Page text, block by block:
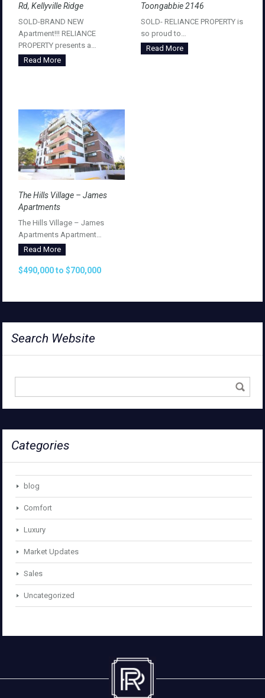
Rd, Kellyville Ridge
SOLD-BRAND NEW
Apartment!!! RELIANCE
PROPERTY presents a…
Read More
Toongabbie 2146
SOLD- RELIANCE PROPERTY is
so proud to…
Read More
The Hills Village – James
Apartments
The Hills Village – James
Apartments Apartment…
Read More
$490,000 to $700,000
Search Website
Categories
blog
Comfort
Luxury
Market Updates
Sales
Uncategorized